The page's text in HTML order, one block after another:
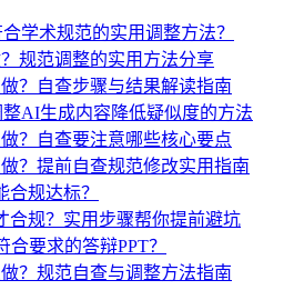
学术规范的实用调整方法？
规范调整的实用方法分享
？自查步骤与结果解读指南
整AI生成内容降低疑似度的方法
？自查要注意哪些核心要点
？提前自查规范修改实用指南
规达标？
合规？实用步骤帮你提前避坑
要求的答辩PPT？
？规范自查与调整方法指南